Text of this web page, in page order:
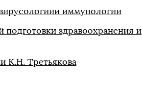
иммунологии
здравоохранения и
К.Н. Третьякова